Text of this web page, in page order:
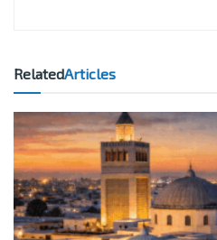
RelatedArticles